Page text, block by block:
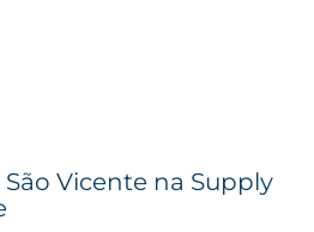
Vicente na Supply